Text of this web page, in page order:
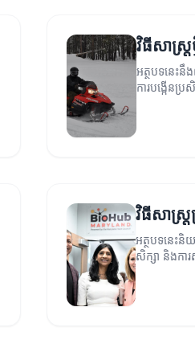
វិធីសាស្ត្
អត្ថបទនេះនឹ
ការបង្កើនប្
វិធីសាស្រ្
អត្ថបទនេះនិ
សិក្សា និងកា